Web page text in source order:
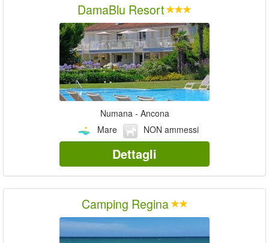
DamaBlu Resort
Numana - Ancona
Mare
NON ammessi
Dettagli
Camping Regina